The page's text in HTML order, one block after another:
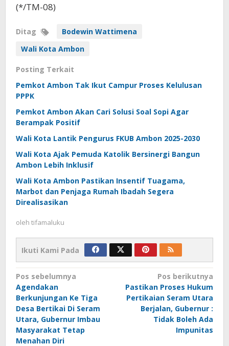
(*/TM-08)
Ditag
Bodewin Wattimena
Wali Kota Ambon
Posting Terkait
Pemkot Ambon Tak Ikut Campur Proses Kelulusan
PPPK
Pemkot Ambon Akan Cari Solusi Soal Sopi Agar
Berampak Positif
Wali Kota Lantik Pengurus FKUB Ambon 2025-2030
Wali Kota Ajak Pemuda Katolik Bersinergi Bangun
Ambon Lebih Inklusif
Wali Kota Ambon Pastikan Insentif Tuagama,
Marbot dan Penjaga Rumah Ibadah Segera
Direalisasikan
oleh tifamaluku
Ikuti Kami Pada
Navigasi
pos
Pos sebelumnya
Agendakan
Berkunjungan Ke Tiga
Desa Bertikai Di Seram
Utara, Gubernur Imbau
Masyarakat Tetap
Menahan Diri
Pos berikutnya
Pastikan Proses Hukum
Pertikaian Seram Utara
Berjalan, Gubernur :
Tidak Boleh Ada
Impunitas